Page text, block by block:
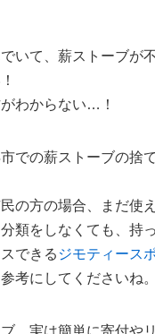
いて、薪ストーブが
わからない…！
での薪ストーブの捨
の方の場合、まだ使
類をしなくても、持
できる ジモティース
考にしてくださいね。
、実は簡単に寄付や